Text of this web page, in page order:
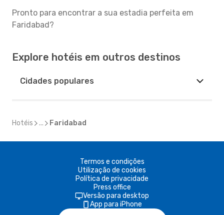
Pronto para encontrar a sua estadia perfeita em
Faridabad?
Explore hotéis em outros destinos
Cidades populares
Hotéis ... Faridabad
Termos e condições
Utilização de cookies
Política de privacidade
Press office
Versão para desktop
App para iPhone